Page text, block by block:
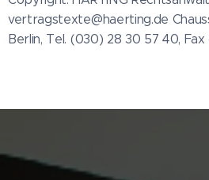
vertragstexte@haerting.de
Berlin, Tel. (030) 28 30 57 40,